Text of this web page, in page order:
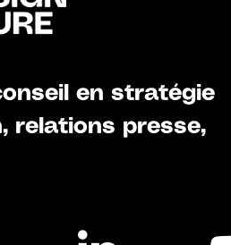
en stratégie
relations presse,